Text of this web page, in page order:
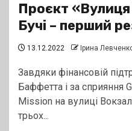
Проєкт
Бучі – перший
13.12.2022 Ірина
Завдяки фінансовій
Баффетта і за сприяння
Missіon на вулиці
трьох...